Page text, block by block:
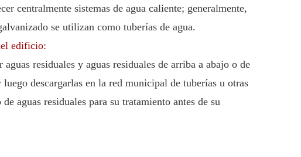
centralmente sistemas de agua caliente; generalmente,
se utilizan como tuberías de agua.
edificio:
aguas residuales y aguas residuales de arriba a abajo o de
descargarlas en la red municipal de tuberías u otras
aguas residuales para su tratamiento antes de su